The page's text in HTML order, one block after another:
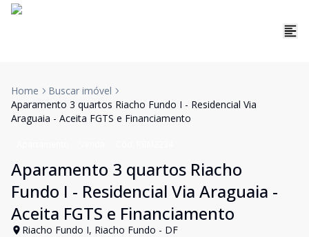
Home
Buscar imóvel
Aparamento 3 quartos Riacho Fundo I - Residencial Via
Araguaia - Aceita FGTS e Financiamento
Aparamento 3 quartos Riacho
Fundo I - Residencial Via Araguaia -
Aceita FGTS e Financiamento
Riacho Fundo I, Riacho Fundo - DF